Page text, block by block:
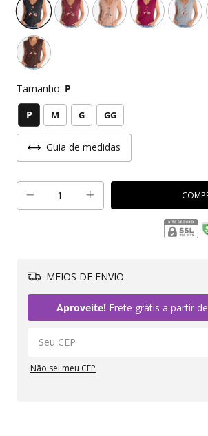
Tamanho: P
P M G GG
Guia de medidas
MEIOS DE ENVIO
Aproveite!Frete grátis a partir de
Não sei meu CEP